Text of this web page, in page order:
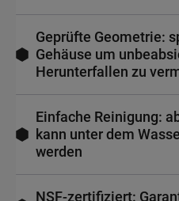
Geprüfte Geometrie:
Gehäuse um
Herunterfallen zu
Einfache Reinigung:
kann unter dem
werden
NSF-zertifiziert: